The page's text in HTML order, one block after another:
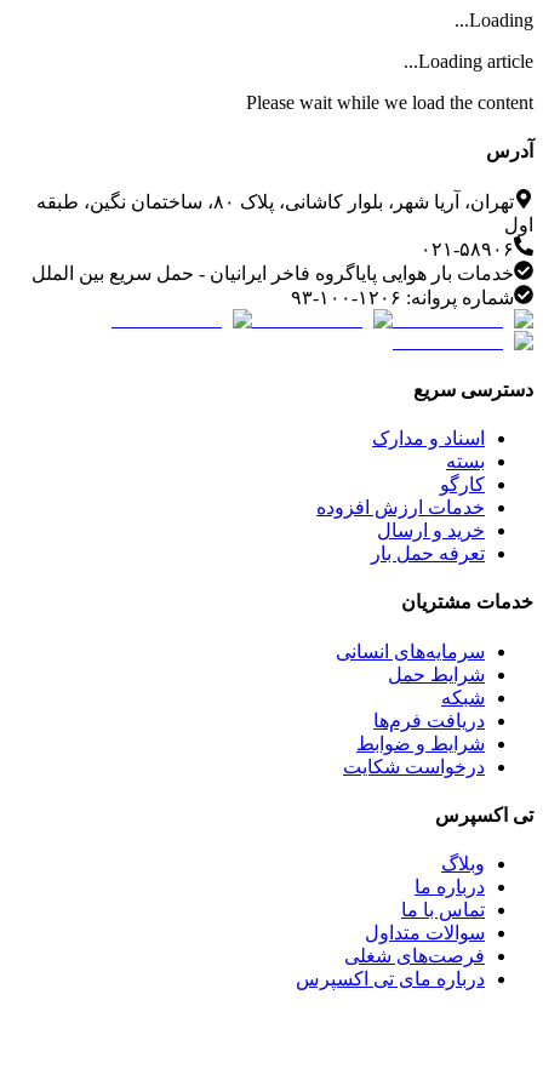
Loading...
Loading article...
Please wait while we load the content
آدرس
تهران، آریا شهر، بلوار کاشانی، پلاک ۸۰، ساختمان نگین، طبقه
اول
۰۲۱-۵۸۹۰۶
خدمات بار هوایی پایاگروه فاخر ایرانیان - حمل سریع بین الملل
شماره پروانه: ۱۲۰۶-۱۰۰-۹۳
دسترسی سریع
اسناد و مدارک
بسته
کارگو
خدمات ارزش افزوده
خرید و ارسال
تعرفه حمل بار
خدمات مشتریان
سرمایه‌های انسانی
شرایط حمل
شبکه
دریافت فرم‌ها
شرایط و ضوابط
درخواست شکایت
تی اکسپرس
وبلاگ
درباره ما
تماس با ما
سوالات متداول
فرصت‌های شغلی
درباره مای تی اکسپرس